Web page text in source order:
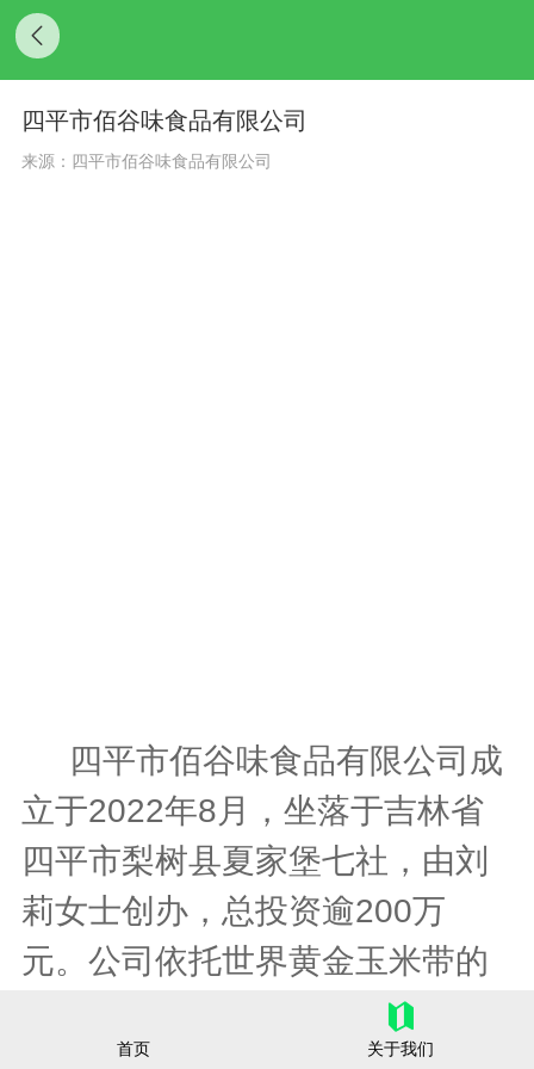
四平市佰谷味食品有限公司
来源：四平市佰谷味食品有限公司
四平市佰谷味食品有限公司成
立于2022年8月，坐落于吉林省
四平市梨树县夏家堡七社，由刘
莉女士创办，总投资逾200万
元。公司依托世界黄金玉米带的
独特资源优势，专注于食品农产
品初加工及粗粮加工食品的生产
首页 关于我们